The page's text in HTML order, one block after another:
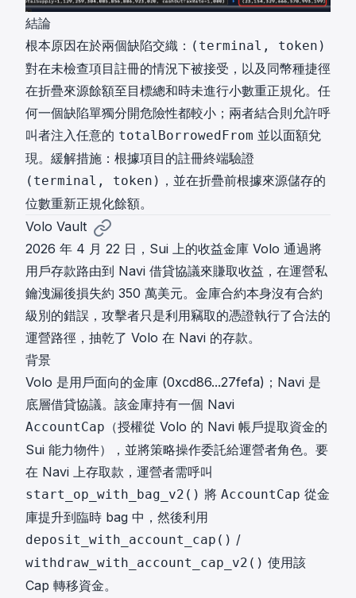
結論
根本原因在於兩個缺陷交織： (terminal, token)
對在未檢查項目註冊的情況下被接受，以及同幣種捷徑
在折疊來源餘額至目標總和時未進行小數重正規化。任
何一個缺陷單獨分開危險性都較小；兩者結合則允許呼
叫者注入任意的 totalBorrowedFrom 並以面額兌
現。緩解措施：根據項目的註冊終端驗證
(terminal, token) ，並在折疊前根據來源儲存的
位數重新正規化餘額。
Volo Vault
2026 年 4 月 22 日，Sui 上的收益金庫 Volo 通過將
用戶存款路由到 Navi 借貸協議來賺取收益，在運營私
鑰洩漏後損失約 350 萬美元。金庫合約本身沒有合約
級別的錯誤，攻擊者只是利用竊取的憑證執行了合法的
運營路徑，抽乾了 Volo 在 Navi 的存款。
背景
Volo 是用戶面向的金庫 (0xcd86...27fefa)；Navi 是
底層借貸協議。該金庫持有一個 Navi
AccountCap （授權從 Volo 的 Navi 帳戶提取資金的
Sui 能力物件），並將策略操作委託給運營者角色。要
在 Navi 上存取款，運營者需呼叫
start_op_with_bag_v2() 將 AccountCap 從金
庫提升到臨時 bag 中，然後利用
deposit_with_account_cap() /
withdraw_with_account_cap_v2() 使用該
Cap 轉移資金。